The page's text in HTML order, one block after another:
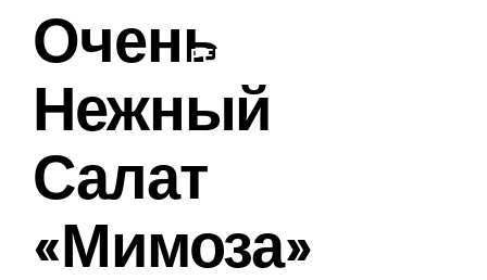
РЕЦЕПТЫ
Очень
Нежный
Салат
«Мимоза»